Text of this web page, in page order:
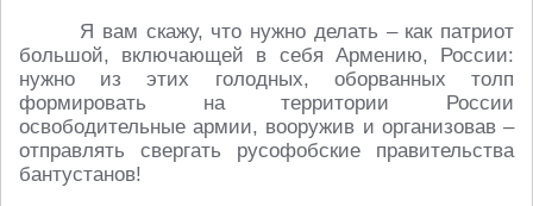
Я вам скажу, что нужно делать – как патриот
большой, включающей в себя Армению, России:
нужно из этих голодных, оборванных толп
формировать на территории России
освободительные армии, вооружив и организовав –
отправлять свергать русофобские правительства
бантустанов!